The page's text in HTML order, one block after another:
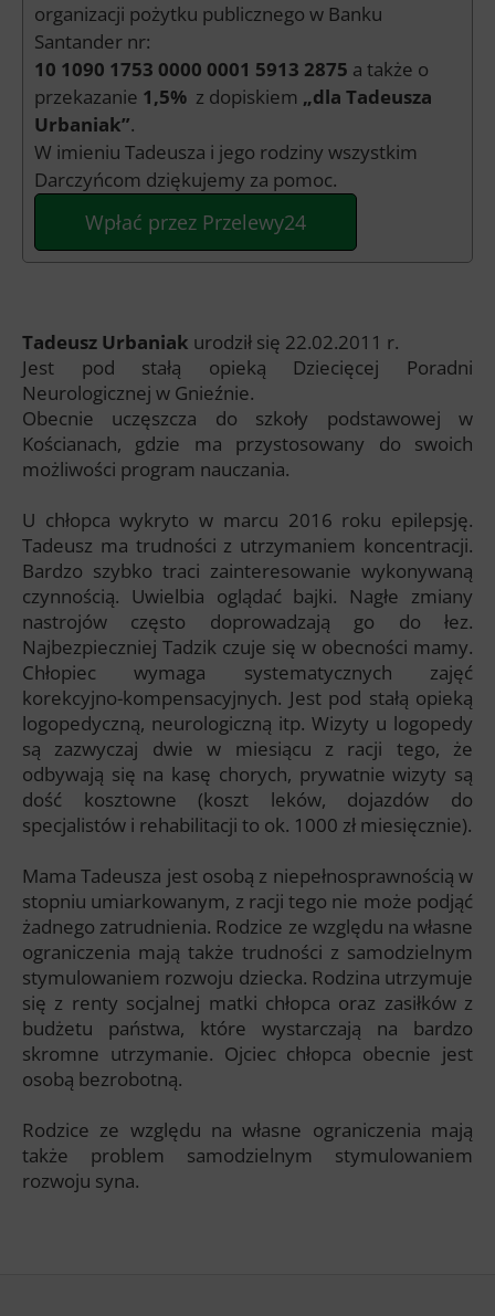
organizacji pożytku publicznego w Banku
Santander nr:
10 1090 1753 0000 0001 5913 2875 a także o
przekazanie 1,5% z dopiskiem „dla Tadeusza
Urbaniak”.
W imieniu Tadeusza i jego rodziny wszystkim
Darczyńcom dziękujemy za pomoc.
Wpłać przez Przelewy24
Tadeusz Urbaniak urodził się 22.02.2011 r.
Jest pod stałą opieką Dziecięcej Poradni
Neurologicznej w Gnieźnie.
Obecnie uczęszcza do szkoły podstawowej w
Kościanach, gdzie ma przystosowany do swoich
możliwości program nauczania.
U chłopca wykryto w marcu 2016 roku epilepsję.
Tadeusz ma trudności z utrzymaniem koncentracji.
Bardzo szybko traci zainteresowanie wykonywaną
czynnością. Uwielbia oglądać bajki. Nagłe zmiany
nastrojów często doprowadzają go do łez.
Najbezpieczniej Tadzik czuje się w obecności mamy.
Chłopiec wymaga systematycznych zajęć
korekcyjno-kompensacyjnych. Jest pod stałą opieką
logopedyczną, neurologiczną itp. Wizyty u logopedy
są zazwyczaj dwie w miesiącu z racji tego, że
odbywają się na kasę chorych, prywatnie wizyty są
dość kosztowne (koszt leków, dojazdów do
specjalistów i rehabilitacji to ok. 1000 zł miesięcznie).
Mama Tadeusza jest osobą z niepełnosprawnością w
stopniu umiarkowanym, z racji tego nie może podjąć
żadnego zatrudnienia. Rodzice ze względu na własne
ograniczenia mają także trudności z samodzielnym
stymulowaniem rozwoju dziecka. Rodzina utrzymuje
się z renty socjalnej matki chłopca oraz zasiłków z
budżetu państwa, które wystarczają na bardzo
skromne utrzymanie. Ojciec chłopca obecnie jest
osobą bezrobotną.
Rodzice ze względu na własne ograniczenia mają
także problem samodzielnym stymulowaniem
rozwoju syna.